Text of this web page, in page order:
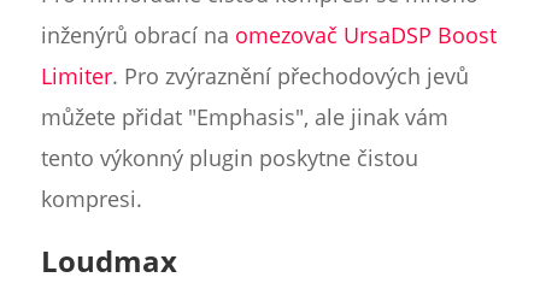
inženýrů obrací na omezovač UrsaDSP Boost
Limiter. Pro zvýraznění přechodových jevů
můžete přidat "Emphasis", ale jinak vám
tento výkonný plugin poskytne čistou
kompresi.
Loudmax